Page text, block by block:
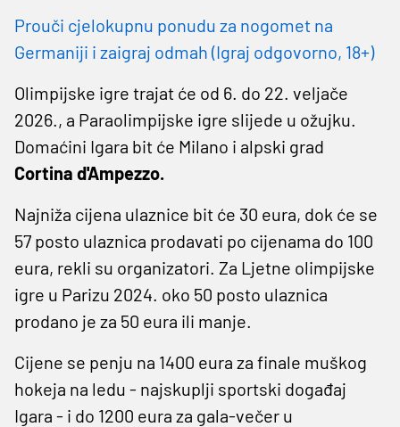
Prouči cjelokupnu ponudu za nogomet na
Germaniji i zaigraj odmah (Igraj odgovorno, 18+)
Olimpijske igre trajat će od 6. do 22. veljače
2026., a Paraolimpijske igre slijede u ožujku.
Domaćini Igara bit će Milano i alpski grad
Cortina d'Ampezzo.
Najniža cijena ulaznice bit će 30 eura, dok će se
57 posto ulaznica prodavati po cijenama do 100
eura, rekli su organizatori. Za Ljetne olimpijske
igre u Parizu 2024. oko 50 posto ulaznica
prodano je za 50 eura ili manje.
Cijene se penju na 1400 eura za finale muškog
hokeja na ledu - najskuplji sportski događaj
Igara - i do 1200 eura za gala-večer u